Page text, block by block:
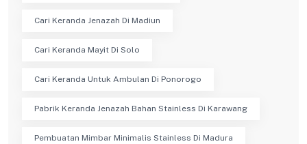
Cari Keranda Jenazah Di Madiun
Cari Keranda Mayit Di Solo
Cari Keranda Untuk Ambulan Di Ponorogo
Pabrik Keranda Jenazah Bahan Stainless Di Karawang
Pembuatan Mimbar Minimalis Stainless Di Madura